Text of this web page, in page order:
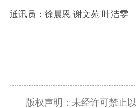
通讯员：徐晨恩 谢文苑 叶洁雯
版权声明：未经许可禁止